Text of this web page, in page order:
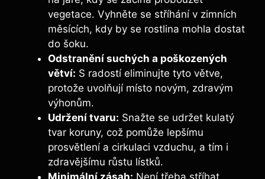
vegetace. Vyhněte se stříhání v zimních
měsících, kdy by se rostlina mohla dostat
do šoku.
Odstranění suchých a poškozených
větví: S radostí eliminujte tyto větve,
protože uvolňují místo novým, zdravým
výhonům.
Udržení tvaru: Snažte se udržet kulatý
tvar koruny, což pomůže lepšímu
prosvětlení a cirkulaci vzduchu, a tím i
zdravějšímu růstu lístků.
Minimální zásah: Není třeba stříhat